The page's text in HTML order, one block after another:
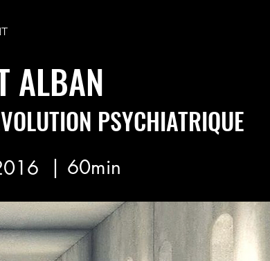
ALBAN
PSYCHIATRIQUE
| 60min